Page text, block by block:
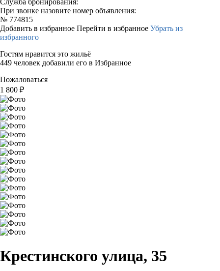
Служба бронирования:
При звонке назовите номер объявления:
№ 774815
Добавить в избранное Перейти в избранное Убрать из
избранного
Гостям нравится это жильё
449 человек добавили его в Избранное
Пожаловаться
1 800 ₽
Крестинского улица, 35